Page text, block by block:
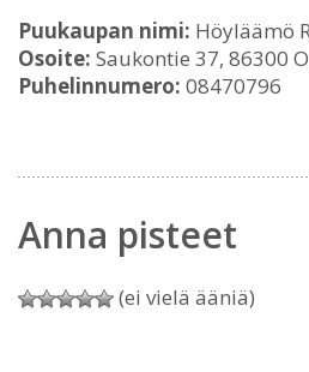
Puukaupan nimi: Höyläämö
Osoite: Saukontie 37, 86300
Puhelinnumero: 08470796
Anna pisteet
(ei vielä ääniä)